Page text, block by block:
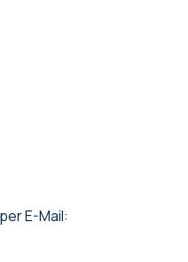
E-Mail: